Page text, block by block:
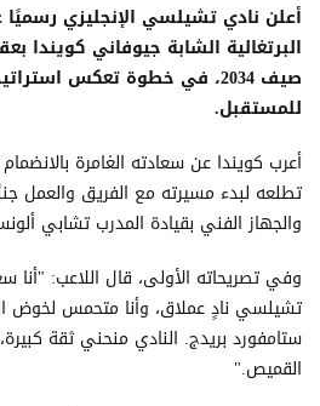
أعلن نادي تشيلسي الإنجليزي
البرتغالية الشابة جيوفاني كويندا
صيف 2034، في خطوة تعكس
للمستقبل.
أعرب كويندا عن سعادته الغامرة
تطلعه لبدء مسيرته مع الفريق والعمل
والجهاز الفني بقيادة المدرب تشابي
وفي تصريحاته الأولى، قال اللاعب: "أنا
تشيلسي نادٍ عملاق، وأنا متحمس لخوض
ستامفورد بريدج. النادي منحني ثقة
القميص."